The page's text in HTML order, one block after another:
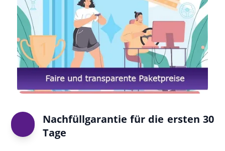
Nachfüllgarantie für die ersten 30
Tage